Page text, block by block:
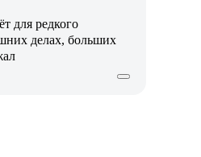
для редкого
делах, больших